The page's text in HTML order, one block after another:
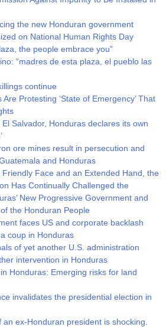
the new Honduran government
on National Human Rights Day
the people embrace you”
“madres de esta plaza, el pueblo las
continue
Are Protesting ‘State of Emergency’ That
Salvador, Honduras declares its own
ore mines result in persecution and
and Honduras
Face and an Extended Hand, the
Has Continually Challenged the
New Progressive Government and
the Honduran People
faces US and corporate backlash
coup in Honduras
of yet another U.S. administration
intervention in Honduras
Honduras: Emerging risks for land
invalidates the presidential election in
an ex-Honduran president is shocking.